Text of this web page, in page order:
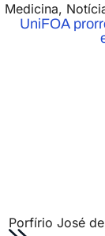
Medicina,
UniFOA
Porfírio José